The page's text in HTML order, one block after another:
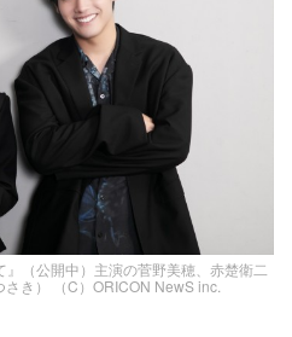
（公開中）主演の菅野美穂、赤楚衛二
さき） （C）ORICON NewS inc.